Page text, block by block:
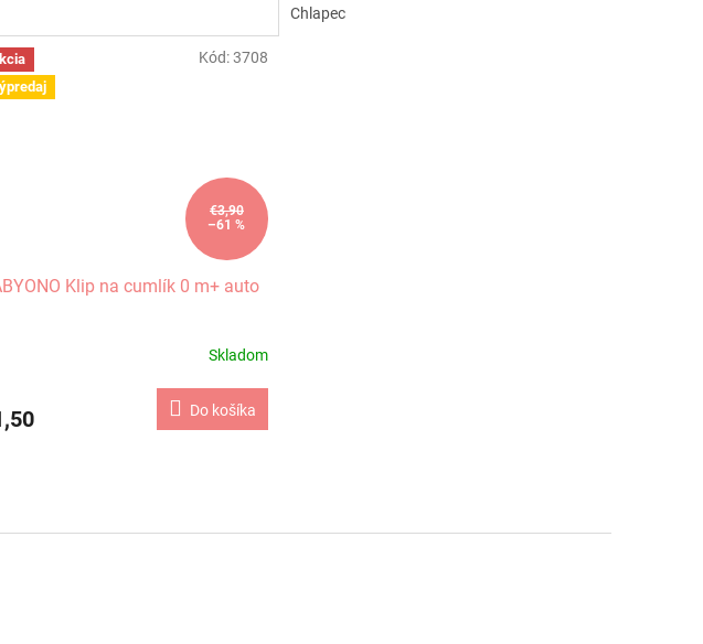
Chlapec
€3,90
–61 %
Klip na cumlík 0 m+ auto
Skladom
Do košíka
Kód:3708
v